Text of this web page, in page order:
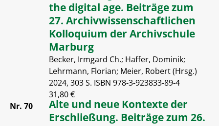
the digital age. Beiträge zum
27. Archivwissenschaftlichen
Kolloquium der Archivschule
Marburg
Becker, Irmgard Ch.; Haffer, Dominik;
Lehrmann, Florian; Meier, Robert (Hrsg.)
2024, 303 S. ISBN 978-3-923833-89-4
31,80 €
Nr. 70
Alte und neue Kontexte der
Erschließung. Beiträge zum 26.